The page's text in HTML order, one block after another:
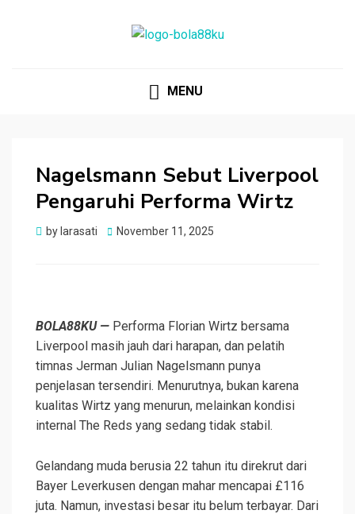
MENU
Nagelsmann Sebut Liverpool
Pengaruhi Performa Wirtz
bylarasati
Posted
November 11, 2025
BOLA88KU — Performa Florian Wirtz bersama
Liverpool masih jauh dari harapan, dan pelatih
timnas Jerman Julian Nagelsmann punya
penjelasan tersendiri. Menurutnya, bukan karena
kualitas Wirtz yang menurun, melainkan kondisi
internal The Reds yang sedang tidak stabil.
Gelandang muda berusia 22 tahun itu direkrut dari
Bayer Leverkusen dengan mahar mencapai £116
juta. Namun, investasi besar itu belum terbayar. Dari